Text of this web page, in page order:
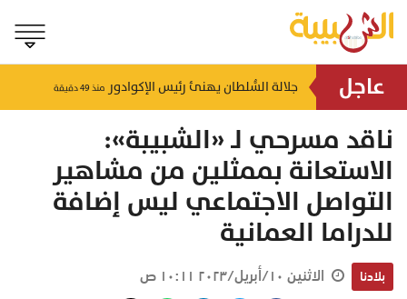
عاجل منذ ٤٦ دقيقة
جلالة السُّلطان يهنئ رئيس الإكوادور منذ ٤٩ دقيقة
ناقد مسرحي لـ «الشبيبة»:
الاستعانة بممثلين من مشاهير
التواصل الاجتماعي ليس إضافة
للدراما العمانية
بلادنا الاثنين ١٠/أبريل/٢٠٢٣ ١٠:١١ ص